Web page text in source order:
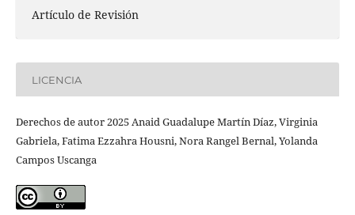
Artículo de Revisión
LICENCIA
Derechos de autor 2025 Anaid Guadalupe Martín Díaz, Virginia
Gabriela, Fatima Ezzahra Housni, Nora Rangel Bernal, Yolanda
Campos Uscanga